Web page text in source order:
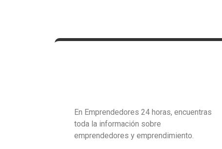
En Emprendedores 24 horas, encuentras
toda la información sobre
emprendedores y emprendimiento.